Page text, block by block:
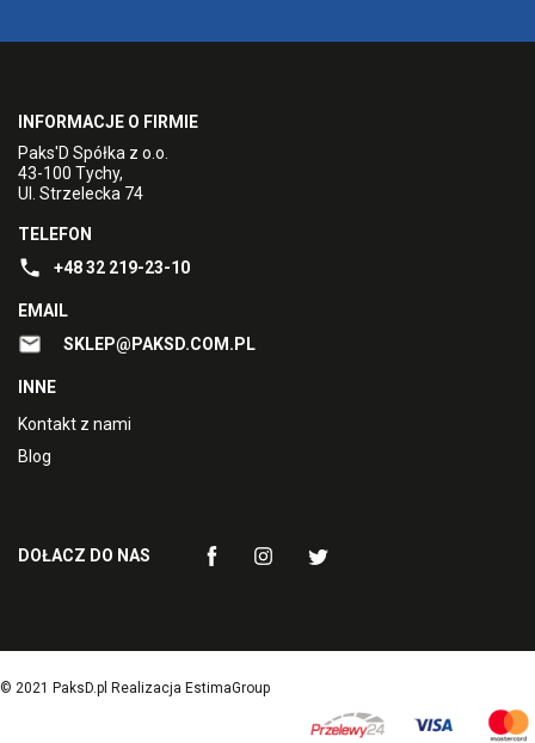
INFORMACJE O FIRMIE
Paks'D Spółka z o.o.
43-100 Tychy,
Ul. Strzelecka 74
TELEFON
+48 32 219-23-10
EMAIL
SKLEP@PAKSD.COM.PL
INNE
Kontakt z nami
Blog
DOŁACZ DO NAS
© 2021 PaksD.pl Realizacja EstimaGroup